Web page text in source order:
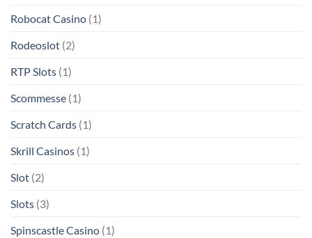
Robocat Casino (1)
Rodeoslot (2)
RTP Slots (1)
Scommesse (1)
Scratch Cards (1)
Skrill Casinos (1)
Slot (2)
Slots (3)
Spinscastle Casino (1)